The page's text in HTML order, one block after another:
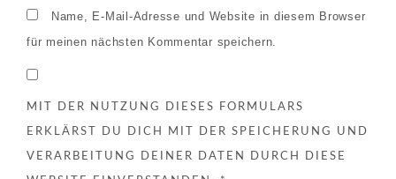
Name, E-Mail-Adresse und Website in diesem Browser
für meinen nächsten Kommentar speichern.
MIT DER NUTZUNG DIESES FORMULARS
ERKLÄRST DU DICH MIT DER SPEICHERUNG UND
VERARBEITUNG DEINER DATEN DURCH DIESE